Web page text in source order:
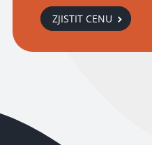
ZJISTIT CENU